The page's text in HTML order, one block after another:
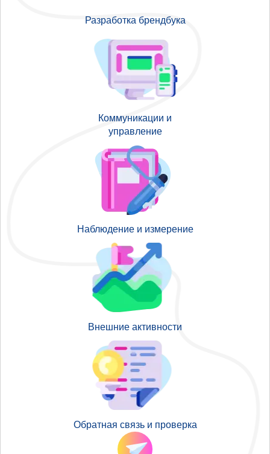
Разработка брендбука
Коммуникации и
управление
Наблюдение и измерение
Внешние активности
Обратная связь и проверка